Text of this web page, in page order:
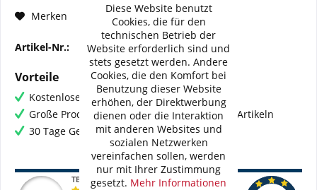
Merken Fragen zum Artikel?
Artikel-Nr.: BMC-FM-712-04
Vorteile
Kostenloser Versand ab € 60,- Bestellwert
Große Produktauswahl mit mehr als 80.000 Artikeln
30 Tage Geld-Zurück-Garantie
Diese Website benutzt
Cookies, die für den
technischen Betrieb der
Website erforderlich sind und
stets gesetzt werden. Andere
Cookies, die den Komfort bei
Benutzung dieser Website
erhöhen, der Direktwerbung
dienen oder die Interaktion
mit anderen Websites und
sozialen Netzwerken
vereinfachen sollen, werden
nur mit Ihrer Zustimmung
gesetzt. Mehr Informationen